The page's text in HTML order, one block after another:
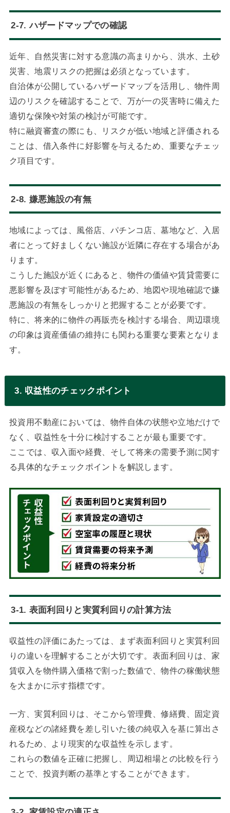
2-7. ハザードマップでの確認
近年、自然災害に対する意識の高まりから、洪水、土砂
災害、地震リスクの把握は必須となっています。
自治体が公開しているハザードマップを活用し、物件周
辺のリスクを確認することで、万が一の災害時に備えた
適切な保険や対策の検討が可能です。
特に融資審査の際にも、リスクが低い地域と評価される
ことは、借入条件に好影響を与えるため、重要なチェッ
ク項目です。
2-8. 嫌悪施設の有無
地域によっては、風俗店、パチンコ店、墓地など、入居
者にとって好ましくない施設が近隣に存在する場合があ
ります。
こうした施設が近くにあると、物件の価値や賃貸需要に
悪影響を及ぼす可能性があるため、地図や現地確認で嫌
悪施設の有無をしっかりと把握することが必要です。
特に、将来的に物件の再販売を検討する場合、周辺環境
の印象は資産価値の維持にも関わる重要な要素となりま
す。
3. 収益性のチェックポイント
投資用不動産においては、物件自体の状態や立地だけで
なく、収益性を十分に検討することが最も重要です。
ここでは、収入面や経費、そして将来の需要予測に関す
る具体的なチェックポイントを解説します。
3-1. 表面利回りと実質利回りの計算方法
収益性の評価にあたっては、まず表面利回りと実質利回
りの違いを理解することが大切です。表面利回りは、家
賃収入を物件購入価格で割った数値で、物件の稼働状態
を大まかに示す指標です。
一方、実質利回りは、そこから管理費、修繕費、固定資
産税などの諸経費を差し引いた後の純収入を基に算出さ
れるため、より現実的な収益性を示します。
これらの数値を正確に把握し、周辺相場との比較を行う
ことで、投資判断の基準とすることができます。